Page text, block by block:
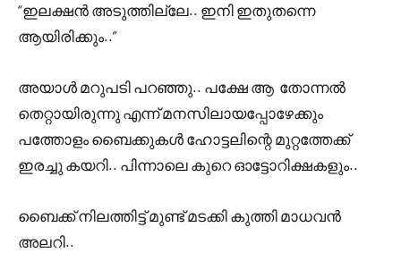
“ഇലക്ഷൻ അടുത്തില്ലേ.. ഇനി ഇതുതന്നെ
ആയിരിക്കും..”
അയാൾ മറുപടി പറഞ്ഞു.. പക്ഷേ ആ തോന്നൽ
തെറ്റായിരുന്നു എന്ന് മനസിലായപ്പോഴേക്കും
പത്തോളം ബൈക്കുകൾ ഹോട്ടലിന്റെ മുറ്റത്തേക്ക്
ഇരച്ചു കയറി.. പിന്നാലെ കുറെ ഓട്ടോറിക്ഷകളും..
ബൈക്ക് നിലത്തിട്ട് മുണ്ട് മടക്കി കുത്തി മാധവൻ
അലറി..